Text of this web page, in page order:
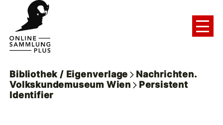
Bibliothek / Eigenverlage
Nachrichten.
Volkskundemuseum Wien
Persistent
Identifier